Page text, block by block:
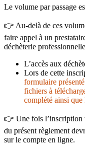
Le volume par passage
👉 Au-delà de ces
faire appel à un
déchèterie
L’accès aux
Lors de cette
formulaire
fichiers à
complété ainsi
👉 Une fois l’inscription
du présent règlement
sur le compte en ligne.